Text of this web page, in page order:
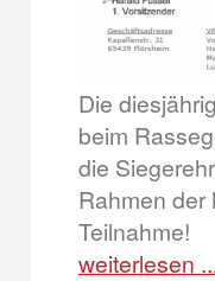
Die
beim
die
Rahmen der
Teilnahme!
weiterlesen